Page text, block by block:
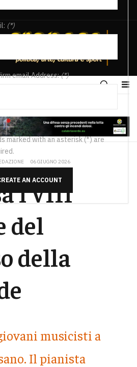
(*)
email Address:(*)
marked with an asterisk (*) are
AN ACCOUNT
06 GIUGNO 2026
l’VIII
del
della
musicisti a
Il pianista